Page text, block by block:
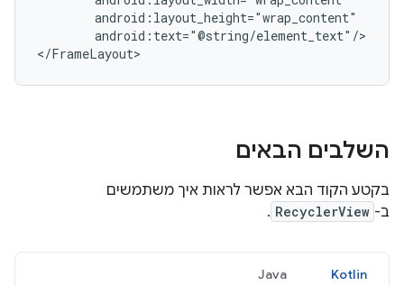
android:text="@string/element_text"/>
השלבים הבאים
בקטע הקוד הבא אפשר לראות איך משתמשים
ב- RecyclerView
.
Kotlin
Java